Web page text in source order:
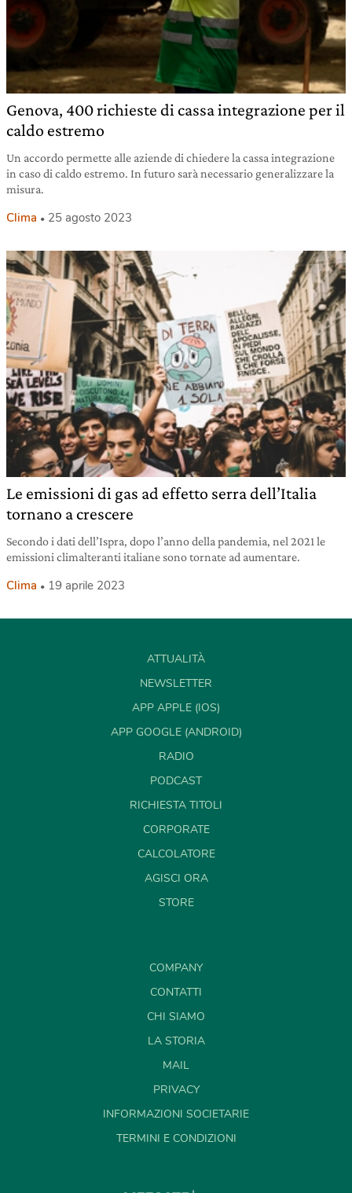
Genova, 400 richieste di cassa integrazione per il
caldo estremo
Un accordo permette alle aziende di chiedere la cassa integrazione
in caso di caldo estremo. In futuro sarà necessario generalizzare la
misura.
Clima 25 agosto 2023
Le emissioni di gas ad effetto serra dell’Italia
tornano a crescere
Secondo i dati dell’Ispra, dopo l’anno della pandemia, nel 2021 le
emissioni climalteranti italiane sono tornate ad aumentare.
Clima 19 aprile 2023
ATTUALITÀ
NEWSLETTER
APP APPLE (IOS)
APP GOOGLE (ANDROID)
RADIO
PODCAST
RICHIESTA TITOLI
CORPORATE
CALCOLATORE
AGISCI ORA
STORE
COMPANY
CONTATTI
CHI SIAMO
LA STORIA
MAIL
PRIVACY
INFORMAZIONI SOCIETARIE
TERMINI E CONDIZIONI